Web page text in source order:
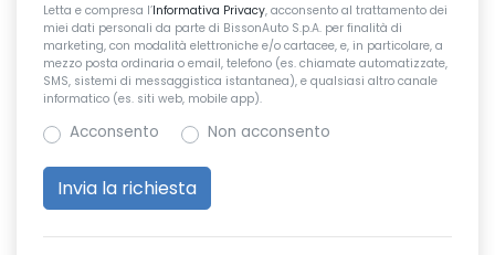
Letta e compresa l’Informativa Privacy, acconsento al trattamento dei
miei dati personali da parte di BissonAuto S.p.A. per finalità di
marketing, con modalità elettroniche e/o cartacee, e, in particolare, a
mezzo posta ordinaria o email, telefono (es. chiamate automatizzate,
SMS, sistemi di messaggistica istantanea), e qualsiasi altro canale
informatico (es. siti web, mobile app).
Acconsento Non acconsento